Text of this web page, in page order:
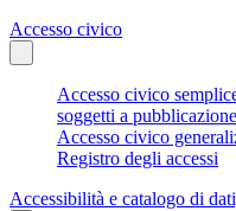
Accesso civico
Accesso civico
soggetti a
Accesso civico
Registro degli accessi
Accessibilità e catalogo di